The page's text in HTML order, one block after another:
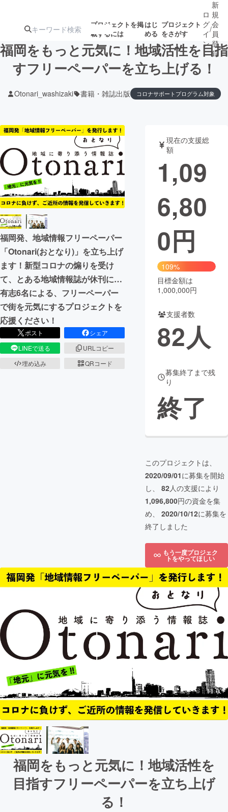
プロジェクトを掲
載するには
はじ
める
プロジェクト
をさがす
ジェクト
ターン
ジェクト
募集終了が近いプ
ロジェクト
もうすぐ公開
されます
アート・写真 音楽
テクノロジー・ガジェット ゲーム・サ
映像・映画
まちづくり・地域活性化
CAMPFIRE for Social Good
CAMPFIRE Creation
CAMPFIREふるさと納税machi-ya コミュニティ
ロ
グ
イ
ン
/
新
規
会
員
登
録
福岡をもっと元気に！地域活性を目指
すフリーペーパーを立ち上げる！
Otonari_washizaki 書籍・雑誌出版 コロナサポートプログラム対象
福岡発、地域情報フリーペーパー
「Otonari(おとなり)」を立ち上げ
ます！新型コロナの煽りを受け
て、とある地域情報誌が休刊に…
有志6名による、フリーペーパー
で街を元気にするプロジェクトを
応援ください！
ポスト
シェア
LINEで送る
URLコピー
埋め込み
QRコード
現在の支援総
額
1,09
6,80
0円
109%
目標金額は
1,000,000円
支援者数
82人
募集終了まで残
り
終了
このプロジェクトは、
2020/09/01に募集を開始
し、 82人の支援により
1,096,800円の資金を集
め、 2020/10/12に募集を
終了しました
もう一度プロジェク
トをやってほしい
福岡をもっと元気に！地域活性を
目指すフリーペーパーを立ち上げ
る！